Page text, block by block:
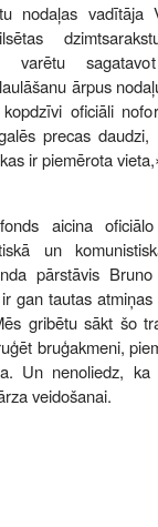
nodaļas vadītāja
varētu
ārpus
oficiāli
precas
ir piemērota
aicina
un
pārstāvis
gan tautas
gribētu sākt šo
bruģakmeni,
Un nenoliedz,
veidošanai.